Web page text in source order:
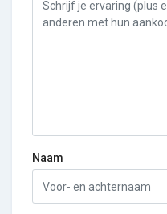
Naam